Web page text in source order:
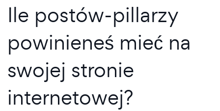
Ile postów-pillarzy
powinieneś mieć na
swojej stronie
internetowej?